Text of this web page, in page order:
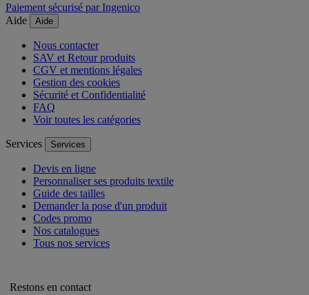
Paiement sécurisé par Ingenico
Aide
Aide
Nous contacter
SAV et Retour produits
CGV et mentions légales
Gestion des cookies
Sécurité et Confidentialité
FAQ
Voir toutes les catégories
Services Services
Devis en ligne
Personnaliser ses produits textile
Guide des tailles
Demander la pose d'un produit
Codes promo
Nos catalogues
Tous nos services
Restons en contact